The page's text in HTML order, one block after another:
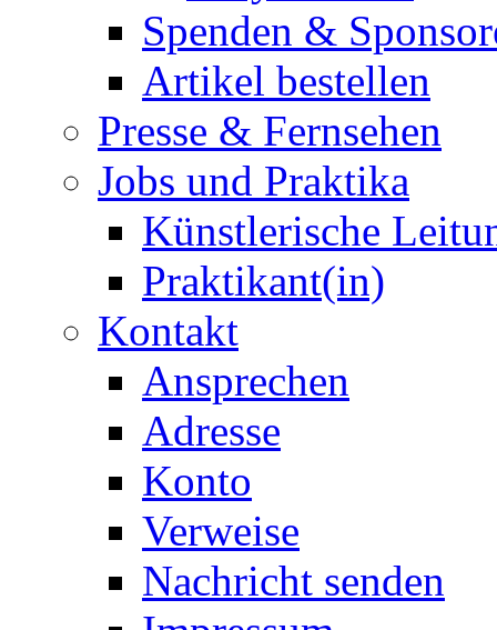
Spenden &
Artikel bestellen
Presse & Fernsehen
Jobs und Praktika
Künstlerische
Praktikant(in)
Kontakt
Ansprechen
Adresse
Konto
Verweise
Nachricht senden